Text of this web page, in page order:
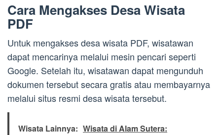
Cara Mengakses Desa Wisata
PDF
Untuk mengakses desa wisata PDF, wisatawan
dapat mencarinya melalui mesin pencari seperti
Google. Setelah itu, wisatawan dapat mengunduh
dokumen tersebut secara gratis atau membayarnya
melalui situs resmi desa wisata tersebut.
Wisata Lainnya: Wisata di Alam Sutera: